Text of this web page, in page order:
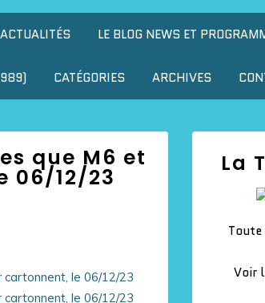
ACTUALITÉS LE BLOG NEWS ET
CATÉGORIES ARCHIVES
que M6 et
06/12/23
La
Voir